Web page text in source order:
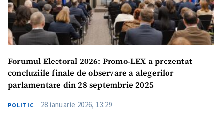
Forumul Electoral 2026: Promo-LEX a prezentat
concluziile finale de observare a alegerilor
parlamentare din 28 septembrie 2025
POLITIC 28 ianuarie 2026, 13:29